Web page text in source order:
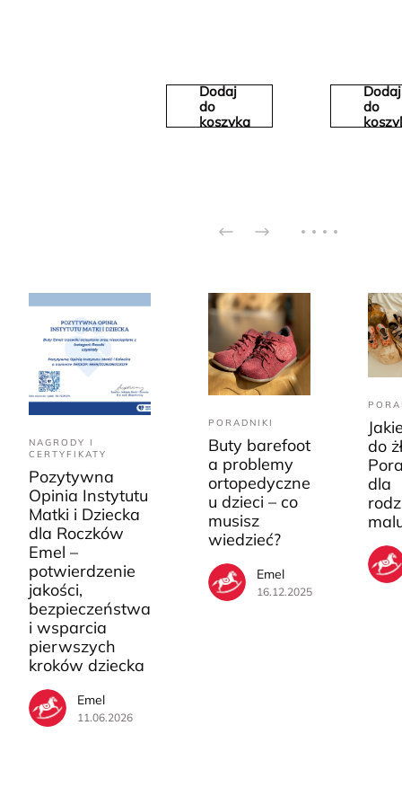
Dodaj
do
koszyka
Dodaj
do
NAGRODY I
CERTYFIKATY
Pozytywna
Opinia Instytutu
Matki i Dziecka
dla Roczków
Emel –
potwierdzenie
jakości,
bezpieczeństwa
i wsparcia
pierwszych
kroków dziecka
Emel
11.06.2026
PORADNIKI
Buty barefoot
a problemy
ortopedyczne
u dzieci – co
musisz
wiedzieć?
Emel
16.12.2025
do
dla